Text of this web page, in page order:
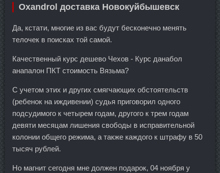
Oxandrol доставка Новокуйбышевск
Да, кстати, многие из вас будут бесконечно менять
телочек в поисках той самой.
Качественный курс дешево Чехов - Курс данабол
анапалон ПКТ стоимость Вязьма?
С учетом этих и других смягчающих обстоятельств
(ребенок на иждивении) судья приговорил одного
подсудимого к четырем годам, другого к трем годам
девяти месяцам лишения свободы в исправительной
колонии общего режима, а также каждого к штрафу в 50
тысяч рублей.
Но магнит сегодня мне должен подарок, 04 ноября у